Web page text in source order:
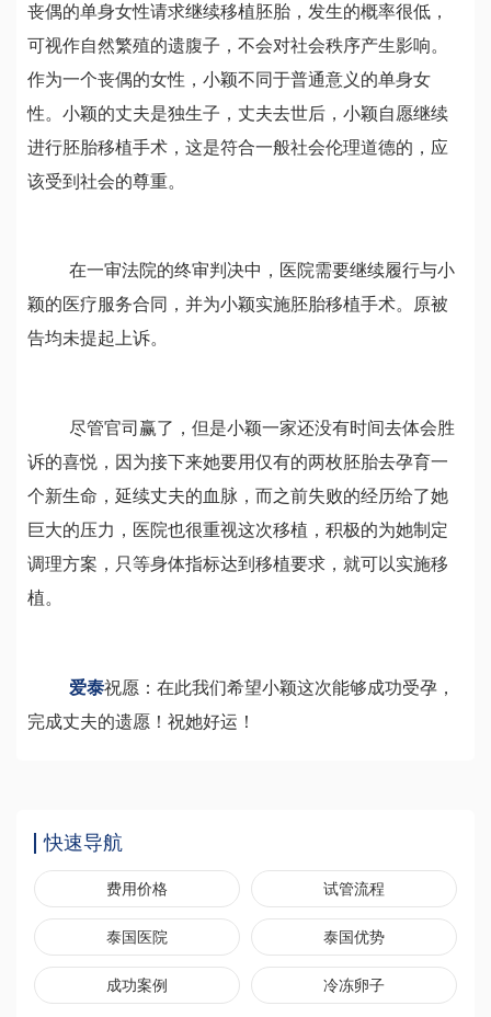
丧偶的单身女性请求继续移植胚胎，发生的概率很低，
可视作自然繁殖的遗腹子，不会对社会秩序产生影响。
作为一个丧偶的女性，小颖不同于普通意义的单身女
性。小颖的丈夫是独生子，丈夫去世后，小颖自愿继续
进行胚胎移植手术，这是符合一般社会伦理道德的，应
该受到社会的尊重。
在一审法院的终审判决中，医院需要继续履行与小
颖的医疗服务合同，并为小颖实施胚胎移植手术。原被
告均未提起上诉。
尽管官司赢了，但是小颖一家还没有时间去体会胜
诉的喜悦，因为接下来她要用仅有的两枚胚胎去孕育一
个新生命，延续丈夫的血脉，而之前失败的经历给了她
巨大的压力，医院也很重视这次移植，积极的为她制定
调理方案，只等身体指标达到移植要求，就可以实施移
植。
爱泰祝愿：在此我们希望小颖这次能够成功受孕，
完成丈夫的遗愿！祝她好运！
快速导航
费用价格 试管流程
泰国医院 泰国优势
成功案例 冷冻卵子